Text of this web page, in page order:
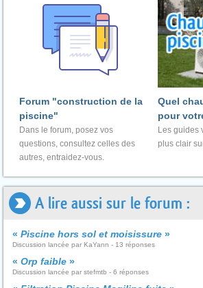
Forum "construction de la
piscine"
Dans le forum, posez vos
questions, consultez celles des
autres, entraidez-vous.
Quel
pour
Les guides
plus clair
A lire aussi sur le forum :
« Piscine hors sol et moisissure »
Discussion lancée par KaYann - 13 réponses
« Orp faible »
Discussion lancée par stefmtb - 6 réponses